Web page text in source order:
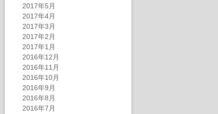
2017年5月
2017年4月
2017年3月
2017年2月
2017年1月
2016年12月
2016年11月
2016年10月
2016年9月
2016年8月
2016年7月